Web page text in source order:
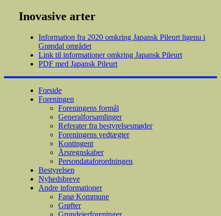
Inovasive arter
Information fra 2020 omkring Japansk Pileurt ligenu i
Grøndal området
Link til informationer omkring Japansk Pileurt
PDF med Japansk Pileurt
Forside
Foreningen
Foreningens formål
Generalforsamlinger
Referater fra bestyrelsesmøder
Foreningens vedtægter
Kontingent
Årsregnskaber
Persondataforordningen
Bestyrelsen
Nyhedsbreve
Andre informationer
Fanø Kommune
Grøfter
Grundejerforeninger